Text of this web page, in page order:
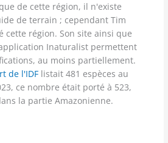
de cette région, il n'existe
de terrain ; cependant Tim
cette région. Son site ainsi que
Inaturalist permettent
au moins partiellement.
de l'IDF listait 481 espèces au
ce nombre était porté à 523,
la partie Amazonienne.